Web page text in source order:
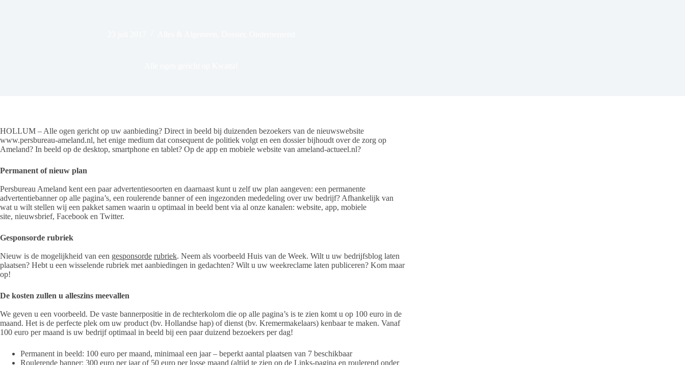
HOLLUM – Alle ogen gericht op uw aanbieding? Direct in beeld bij duizenden bezoekers van de nieuwswebsite
www.persbureau-ameland.nl, het enige medium dat consequent de politiek volgt en een dossier bijhoudt over de zorg op
Ameland? In beeld op de desktop, smartphone en tablet? Op de app en mobiele website van ameland-actueel.nl?
Permanent of nieuw plan
Persbureau Ameland kent een paar advertentiesoorten en daarnaast kunt u zelf uw plan aangeven: een permanente
advertentiebanner op alle pagina’s, een roulerende banner of een ingezonden mededeling over uw bedrijf? Afhankelijk van
wat u wilt stellen wij een pakket samen waarin u optimaal in beeld bent via al onze kanalen: website, app, mobiele
site, nieuwsbrief, Facebook en Twitter.
Gesponsorde rubriek
Nieuw is de mogelijkheid van een gesponsorde rubriek. Neem als voorbeeld Huis van de Week. Wilt u uw bedrijfsblog laten
plaatsen? Hebt u een wisselende rubriek met aanbiedingen in gedachten? Wilt u uw weekreclame laten publiceren? Kom maar
op!
De kosten zullen u alleszins meevallen
We geven u een voorbeeld. De vaste bannerpositie in de rechterkolom die op alle pagina’s is te zien komt u op 100 euro in de
maand. Het is de perfecte plek om uw product (bv. Hollandse hap) of dienst (bv. Kremermakelaars) kenbaar te maken. Vanaf
100 euro per maand is uw bedrijf optimaal in beeld bij een paar duizend bezoekers per dag!
Permanent in beeld: 100 euro per maand, minimaal een jaar – beperkt aantal plaatsen van 7 beschikbaar
Roulerende banner: 300 euro per jaar of 50 euro per losse maand (altijd te zien op de Links-pagina en roulerend onder